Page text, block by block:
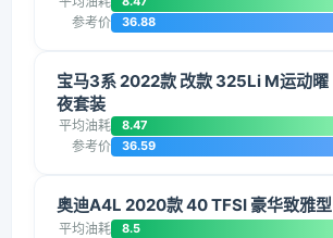
参考价 36.88
宝马3系 2022款 改款 325Li M运动曜
夜套装
平均油耗 8.47
参考价 36.59
奥迪A4L 2020款 40 TFSI 豪华致雅型
平均油耗 8.5